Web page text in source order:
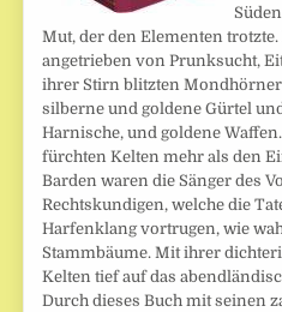
Mut, der den Elementen
angetrieben von Prunksucht,
ihrer Stirn blitzten
silberne und goldene Gürtel
Harnische, und goldene
fürchten Kelten mehr als den
Barden waren die Sänger des
Rechtskundigen, welche die
Harfenklang vortrugen, wie
Stammbäume. Mit ihrer
Kelten tief auf das
Durch dieses Buch mit seinen